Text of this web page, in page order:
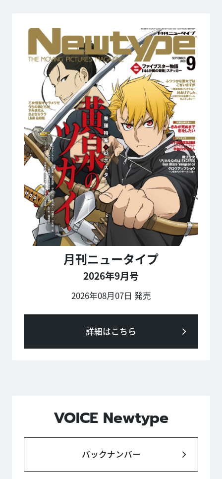
月刊ニュータイプ
2026年9月号
2026年08月07日 発売
詳細はこちら
VOICE Newtype
バックナンバー